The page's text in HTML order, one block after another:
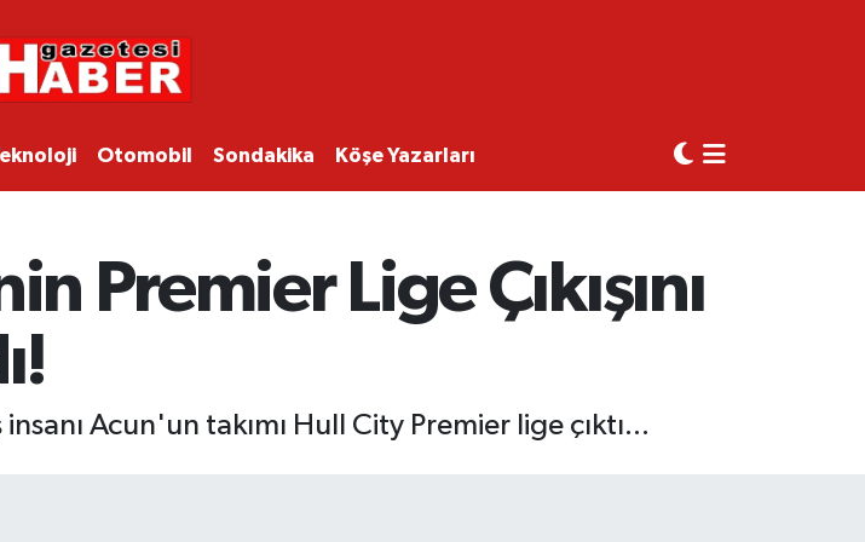
Otomobil Sondakika Köşe Yazarları
Premier Lige Çıkışını
Acun'un takımı Hull City Premier lige çıktı...